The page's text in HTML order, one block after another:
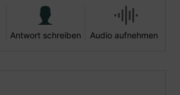
Antwort schreiben Audio aufnehmen